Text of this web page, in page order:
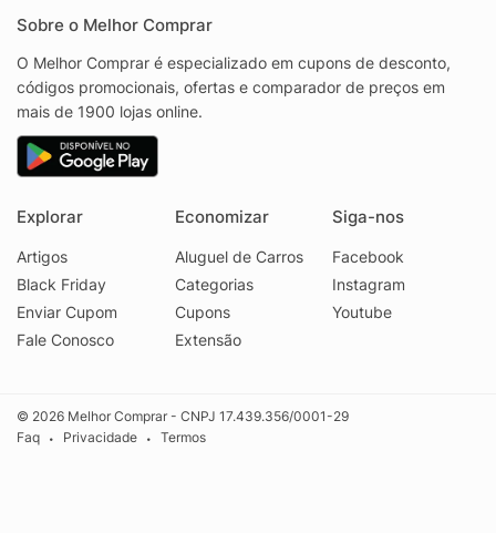
Sobre o Melhor Comprar
O Melhor Comprar é especializado em cupons de desconto,
códigos promocionais, ofertas e comparador de preços em
mais de 1900 lojas online.
Explorar
Artigos
Black Friday
Enviar Cupom
Fale Conosco
Economizar
Aluguel de Carros
Categorias
Cupons
Extensão
Siga-nos
Facebook
Instagram
Youtube
© 2026 Melhor Comprar - CNPJ 17.439.356/0001-29
Faq
• Privacidade • Termos